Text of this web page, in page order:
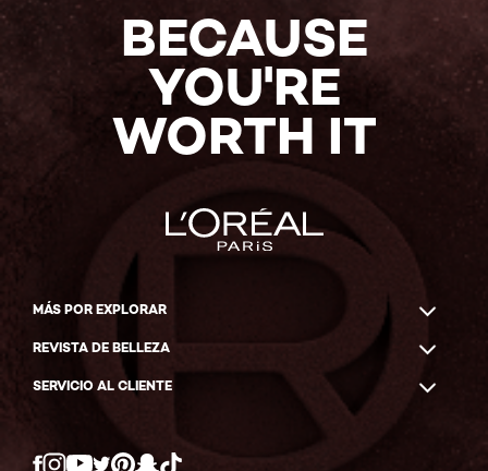
BECAUSE
YOU'RE
WORTH IT
MÁS POR EXPLORAR
REVISTA DE BELLEZA
SERVICIO AL CLIENTE